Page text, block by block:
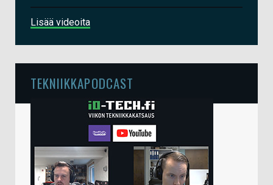
Lisää videoita
TEKNIIKKAPODCAST